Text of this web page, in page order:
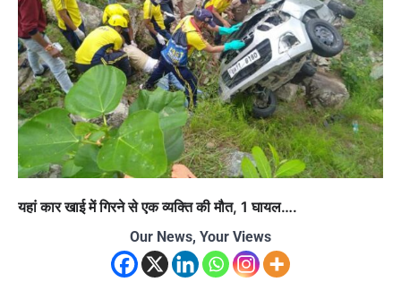
यहां कार खाई में गिरने से एक व्यक्ति की मौत, 1 घायल….
Our News, Your Views